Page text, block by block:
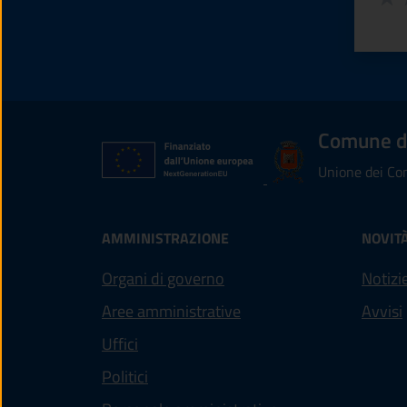
Comune
Unione dei
AMMINISTRAZIONE
Organi di governo
Aree amministrative
Uffici
Politici
Avvisi